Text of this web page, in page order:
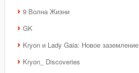
9 Волна Жизни
GK
Kryon и Lady Gaia: Новое заземление
Kryon_ Discoveries